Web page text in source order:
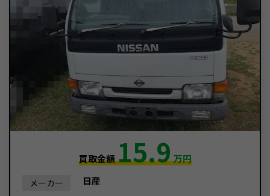
買取金額15.9万円
メーカー 日産